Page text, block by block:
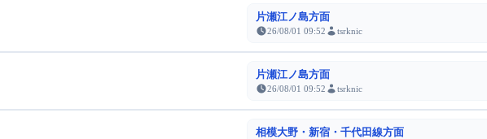
片瀬江ノ島方面
26/08/01 09:52 tsrknic
片瀬江ノ島方面
26/08/01 09:52 tsrknic
相模大野・新宿・千代田線方面